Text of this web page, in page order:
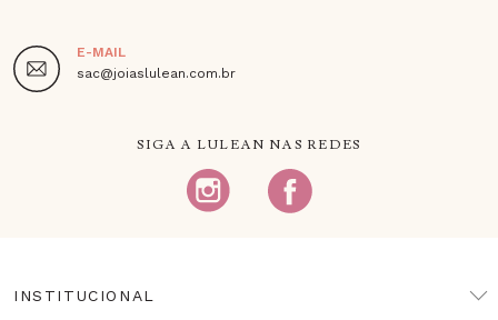
E-MAIL
sac@joiaslulean.com.br
SIGA A LULEAN NAS REDES
INSTITUCIONAL